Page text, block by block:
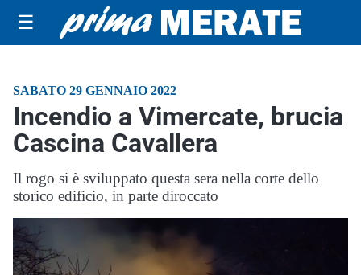
☰
SABATO 29 GENNAIO 2022
Incendio a Vimercate, brucia
Cascina Cavallera
Il rogo si è sviluppato questa sera nella corte dello
storico edificio, in parte diroccato